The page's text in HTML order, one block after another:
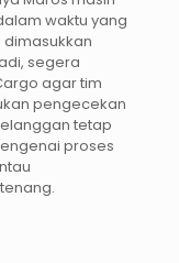
waktu yang
segera
agar tim
pengecekan
tetap
proses